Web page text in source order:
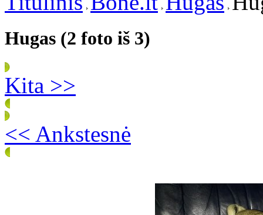
Hugas (2 foto iš 3)
Kita >>
<< Ankstesnė